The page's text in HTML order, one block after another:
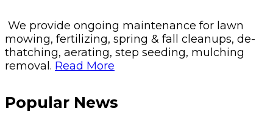
We provide ongoing maintenance for lawn
mowing, fertilizing, spring & fall cleanups, de-
thatching, aerating, step seeding, mulching
removal. Read More
Popular News